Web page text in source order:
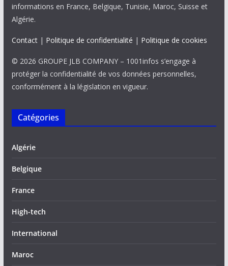
informations en France, Belgique, Tunisie, Maroc, Suisse et
Algérie.
Contact| Politique de confidentialité | Politique de cookies
© 2026 GROUPE JLB COMPANY – 1001infos s’engage à
protéger la confidentialité de vos données personnelles,
conformément à la législation en vigueur.
Catégories
Algérie
Belgique
France
High-tech
International
Maroc